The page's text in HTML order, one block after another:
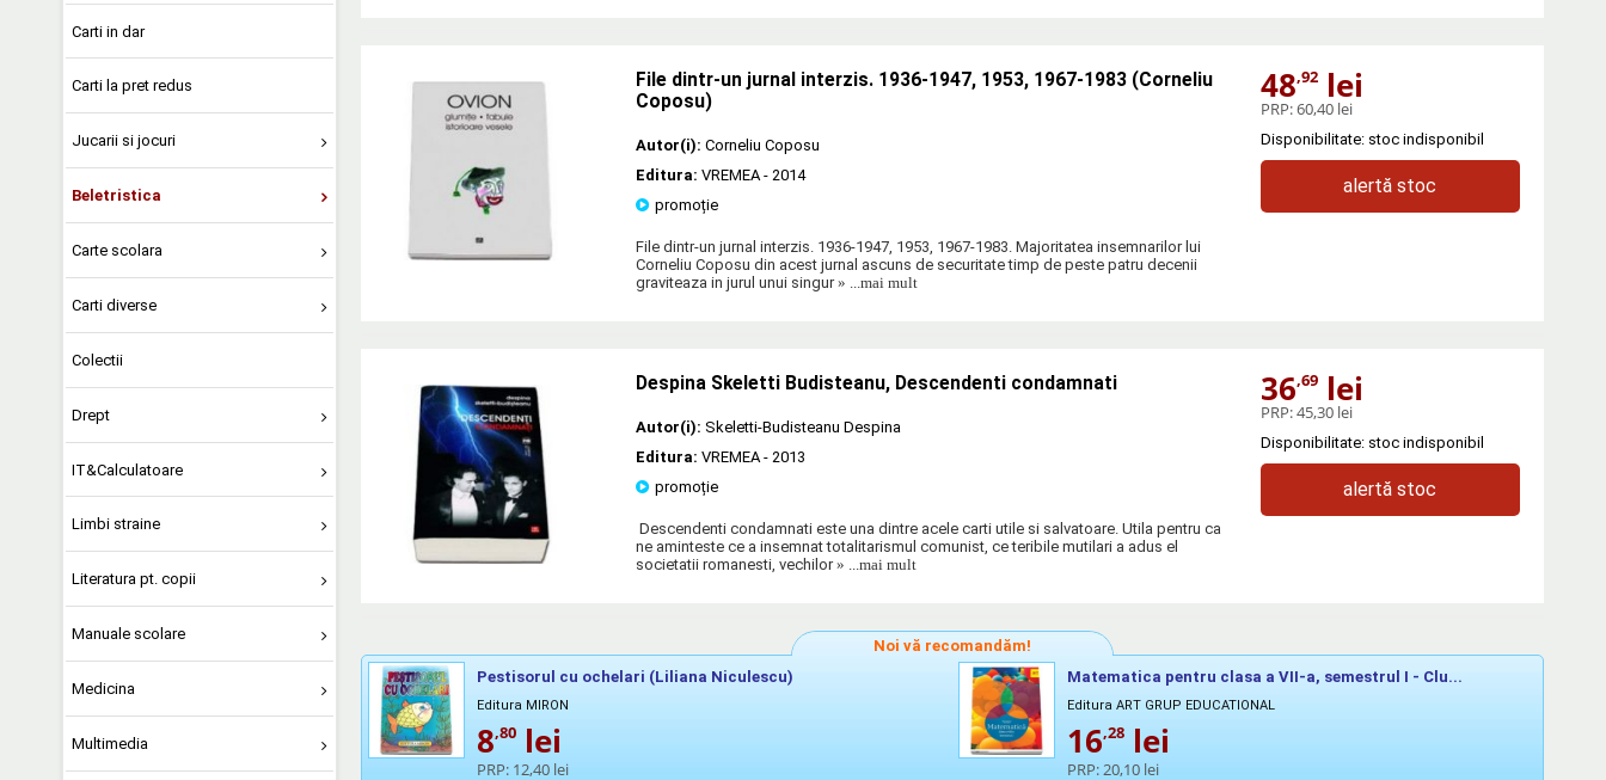
Carti in dar
Carti la pret redus
Jucarii si jocuri
Beletristica
Carte scolara
Carti diverse
Colectii
Drept
IT&Calculatoare
Limbi straine
Literatura pt. copii
Manuale scolare
Medicina
Multimedia
File dintr-un jurnal interzis. 1936-1947, 1953, 1967-1983 (Corneliu
Coposu)
Autor(i): Corneliu Coposu
Editura: VREMEA - 2014
promoție
File dintr-un jurnal interzis. 1936-1947, 1953, 1967-1983. Majoritatea insemnarilor lui
Corneliu Coposu din acest jurnal ascuns de securitate timp de peste patru decenii
graviteaza in jurul unui singur» ...mai mult
48,92lei
PRP:60,40 lei
Disponibilitate: stoc indisponibil
alertă stoc
Despina Skeletti Budisteanu, Descendenti condamnati
Autor(i): Skeletti-Budisteanu Despina
Editura: VREMEA - 2013
promoție
Descendenti condamnati este una dintre acele carti utile si salvatoare. Utila pentru ca
ne aminteste ce a insemnat totalitarismul comunist, ce teribile mutilari a adus el
societatii romanesti, vechilor» ...mai mult
36,69lei
PRP:45,30 lei
Disponibilitate: stoc indisponibil
alertă stoc
Noi vă recomandăm!
Pestisorul cu ochelari (Liliana Niculescu)
Editura MIRON
8,80 lei
PRP: 12,40 lei
Matematica pentru clasa a VII-a, semestrul I - Clu...
Editura ART GRUP EDUCATIONAL
16,28 lei
PRP: 20,10 lei